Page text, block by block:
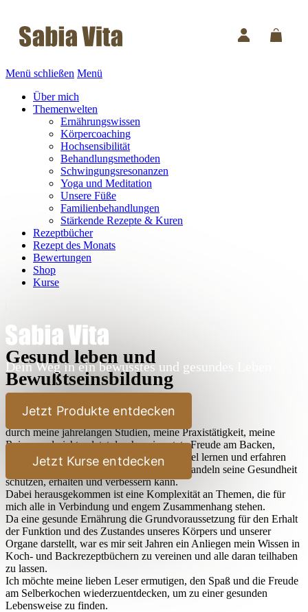
Menü schließen Menü
Über mich
Themenwelten
Ernährungswissen
Körpercoaching
Hochsensibilität
Behandlungsmethoden
Schwingungsresonanzen
Yoga und Meditation
Unsere Füße
Familienbehandlungen
Stärkende Rezepte & Kuren
Rezeptbücher
Rezept des Monats
Bewertungen
Shop
Kurse
Dein Weg in ein bewusstes und gesundes Leben
Jetzt Produkte entdecken
Jetzt Kurse entdecken
Gesund leben und
Bewußtseinsbildung
Lieber Leser,
durch meine jahrelangen Studien, meine Praxistätigkeit, meine
Reisen und nicht zuletzt durch meine stete Freude am Backen,
Kochen und Ausprobieren habe ich sehr viel lernen und erfahren
dürfen, wie der Mensch durch bewußtes Handeln seine Gesundheit
schützen, erhalten und verbessern kann.
Dabei herausgekommen ist eine Komplexität an Themen, die für
mich alle in Verbindung und engem Zusammenhang stehen.
Da eine gesunde Ernährung die Grundvoraussetzung für den Erhalt
der Funktion und des Zustandes unseres Körpers und unserer
Organe darstellt, war es mir seit Jahren ein Anliegen mein Wissen in
Koch- und Backrezeptbüchern zu vereinen und alle daran teilhaben
zu lassen.
Ich möchte meine lieben Leser ermutigen, den Spaß und die Freude
am Selberkochen wiederzuentdecken, um zu einer gesunden
Lebensweise zu finden.